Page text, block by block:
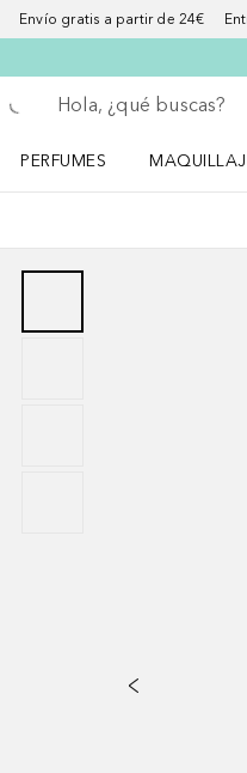
Envío gratis a partir de 24€
Regresar
Ejecutar búsqueda
PERFUMES